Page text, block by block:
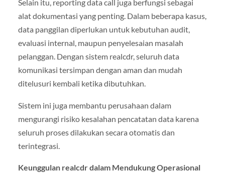
Selain itu, reporting data call juga berfungsi sebagai
alat dokumentasi yang penting. Dalam beberapa kasus,
data panggilan diperlukan untuk kebutuhan audit,
evaluasi internal, maupun penyelesaian masalah
pelanggan. Dengan sistem realcdr, seluruh data
komunikasi tersimpan dengan aman dan mudah
ditelusuri kembali ketika dibutuhkan.
Sistem ini juga membantu perusahaan dalam
mengurangi risiko kesalahan pencatatan data karena
seluruh proses dilakukan secara otomatis dan
terintegrasi.
Keunggulan realcdr dalam Mendukung Operasional